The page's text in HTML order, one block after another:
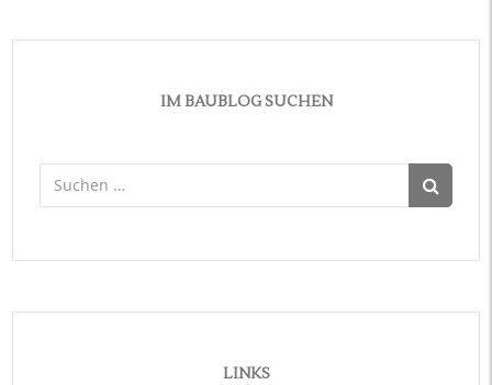
IM BAUBLOG SUCHEN
Suchen
nach:
LINKS